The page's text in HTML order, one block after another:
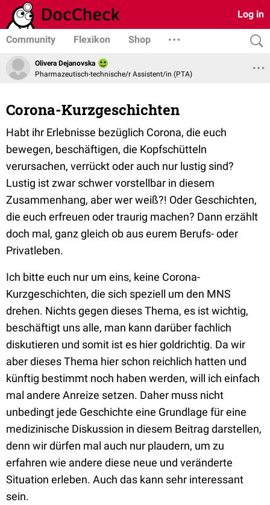
Log in
Community Flexikon Shop
Olivera Dejanovska
Pharmazeutisch-technische/r Assistent/in (PTA)
Corona-Kurzgeschichten
Habt ihr Erlebnisse bezüglich Corona, die euch
bewegen, beschäftigen, die Kopfschütteln
verursachen, verrückt oder auch nur lustig sind?
Lustig ist zwar schwer vorstellbar in diesem
Zusammenhang, aber wer weiß?! Oder Geschichten,
die euch erfreuen oder traurig machen? Dann erzählt
doch mal, ganz gleich ob aus eurem Berufs- oder
Privatleben.
Ich bitte euch nur um eins, keine Corona-
Kurzgeschichten, die sich speziell um den MNS
drehen. Nichts gegen dieses Thema, es ist wichtig,
beschäftigt uns alle, man kann darüber fachlich
diskutieren und somit ist es hier goldrichtig. Da wir
aber dieses Thema hier schon reichlich hatten und
künftig bestimmt noch haben werden, will ich einfach
mal andere Anreize setzen. Daher muss nicht
unbedingt jede Geschichte eine Grundlage für eine
medizinische Diskussion in diesem Beitrag darstellen,
denn wir dürfen mal auch nur plaudern, um zu
erfahren wie andere diese neue und veränderte
Situation erleben. Auch das kann sehr interessant
sein.